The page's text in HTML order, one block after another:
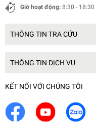
Giờ hoạt động: 8:30 - 18:30
THÔNG TIN TRA CỨU
THÔNG TIN DỊCH VỤ
KẾT NỐI VỚI CHÚNG TÔI